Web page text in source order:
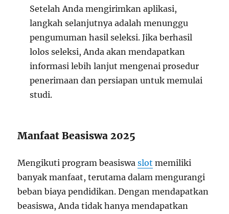
Setelah Anda mengirimkan aplikasi,
langkah selanjutnya adalah menunggu
pengumuman hasil seleksi. Jika berhasil
lolos seleksi, Anda akan mendapatkan
informasi lebih lanjut mengenai prosedur
penerimaan dan persiapan untuk memulai
studi.
Manfaat Beasiswa 2025
Mengikuti program beasiswaslot memiliki
banyak manfaat, terutama dalam mengurangi
beban biaya pendidikan. Dengan mendapatkan
beasiswa, Anda tidak hanya mendapatkan